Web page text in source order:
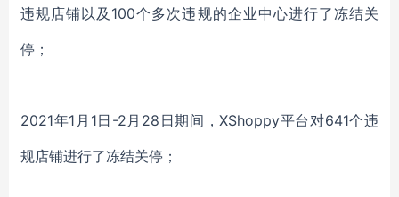
违规店铺以及100个多次违规的企业中心进行了冻结关
停；
2021年1月1日-2月28日期间，XShoppy平台对641个违
规店铺进行了冻结关停；